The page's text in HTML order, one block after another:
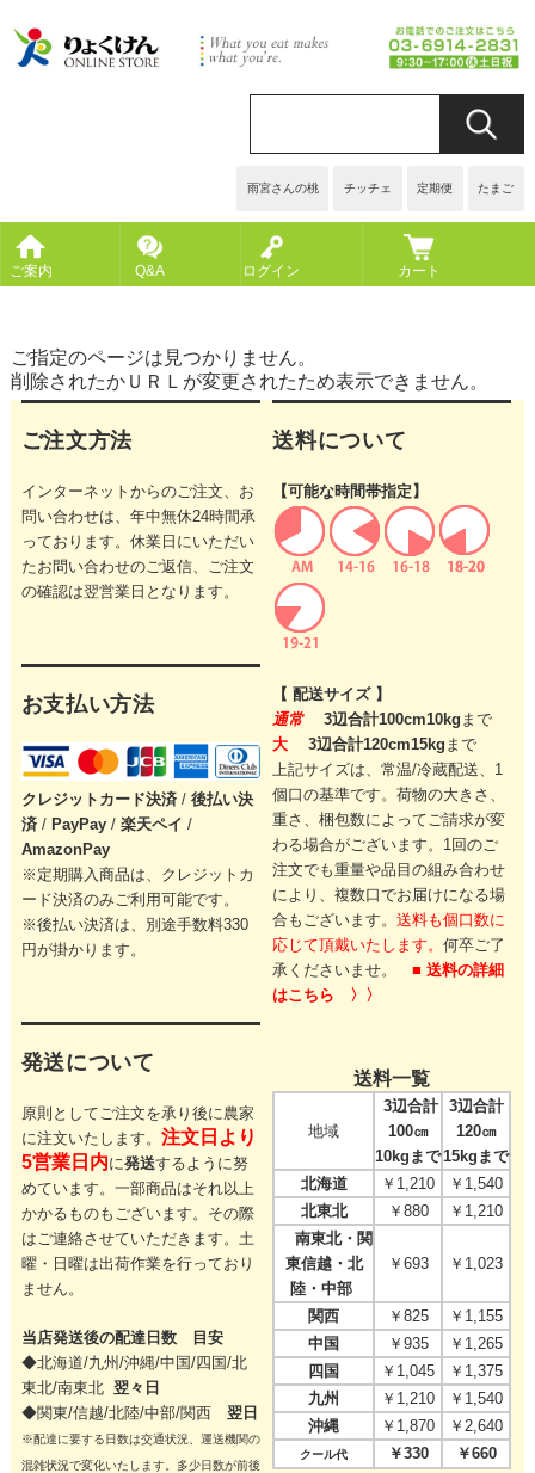
雨宮さんの桃 チッチェ 定期便 たまご
ご案内 Q&A ログイン カート
ご指定のページは見つかりません。
削除されたかＵＲＬが変更されたため表示できません。
ご注文方法
インターネットからのご注文、お
問い合わせは、年中無休24時間承
っております。休業日にいただい
たお問い合わせのご返信、ご注文
の確認は翌営業日となります。
お支払い方法
クレジットカード決済 / 後払い決
済/ PayPay/ 楽天ペイ /
AmazonPay
※定期購入商品は、クレジットカ
ード決済のみご利用可能です。
※後払い決済は、別途手数料330
円が掛かります。
発送について
原則としてご注文を承り後に農家
に注文いたします。 注文日より
5営業日内に発送するように努
めています。一部商品はそれ以上
かかるものもございます。その際
はご連絡させていただきます。 土
曜・日曜は出荷作業を行っており
ません。
当店発送後の配達日数 目安
◆北海道/九州/沖縄/中国/四国/北
東北/南東北 翌々日
◆関東/信越/北陸/中部/関西 翌日
※配達に要する日数は交通状況、運送機関の
混雑状況で変化いたします。多少日数が前後
送料について
【可能な時間帯指定】
【 配送サイズ 】
通常
3辺合計100cm10kg まで
大
3辺合計120cm15kg まで
上記サイズは、常温/冷蔵配送、1
個口の基準です。荷物の大きさ、
重さ、梱包数によってご請求が変
わる場合がございます。 1回のご
注文でも重量や品目の組み合わせ
により、複数口でお届けになる場
合もございます。送料も個口数に
応じて頂戴いたします。何卒ご了
承くださいませ。■ 送料の詳細
はこちら 〉〉
送料一覧
地域
3辺合計
100㎝
10kgまで
3辺合計
120㎝
15kgまで
北海道
￥1,210
￥1,540
北東北
￥880
￥1,210
南東北・関
東信越・北
陸・中部
￥693 ￥1,023
関西 ￥825
￥1,155
中国
￥935
￥1,265
四国
￥1,045
￥1,375
九州
￥1,210
￥1,540
沖縄
￥1,870 ￥2,640
クール代 ￥330 ￥660